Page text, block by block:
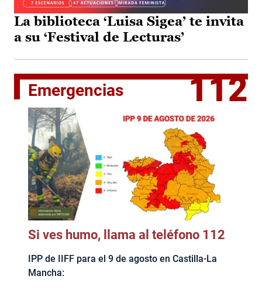
La biblioteca ‘Luisa Sigea’ te invita
a su ‘Festival de Lecturas’
Emergencias 112
Si ves humo, llama al teléfono 112
IPP de IIFF para el 9 de agosto en Castilla-La
Mancha: